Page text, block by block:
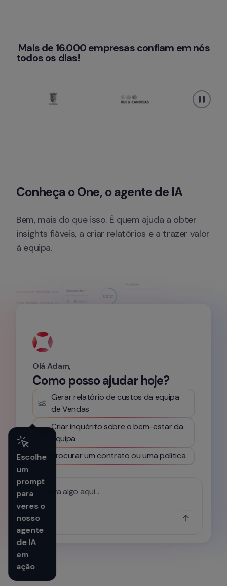
todos os dias!
Conheça o One, o agente de IA
Bem, mais do que isso. É quem ajuda a obter
insights fiáveis, a criar relatórios e a trazer valor
à equipa.
Olá Adam,
Como posso ajudar hoje?
Escolhe
um
prompt
para
veres o
nosso
agente
de IA
em
ação
Gerar relatório de custos da equipa
de Vendas
Criar inquérito sobre o bem-estar da
equipa
Procurar um contrato ou uma política
Escreva algo aqui...